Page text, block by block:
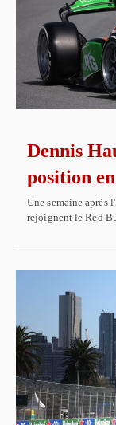
Dennis
position
Une semaine après
rejoignent le Red